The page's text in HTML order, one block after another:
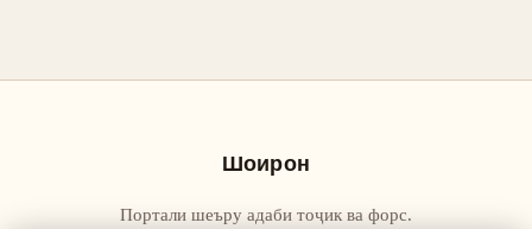
Шоирон
Портали шеъру адаби тоҷик ва форс.